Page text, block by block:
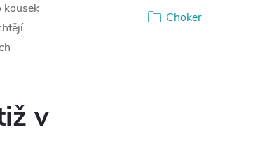
kousek
v
Choker